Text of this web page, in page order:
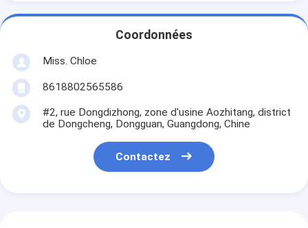
Coordonnées
Miss. Chloe
8618802565586
#2, rue Dongdizhong, zone d'usine Aozhitang, district
de Dongcheng, Dongguan, Guangdong, Chine
Contactez